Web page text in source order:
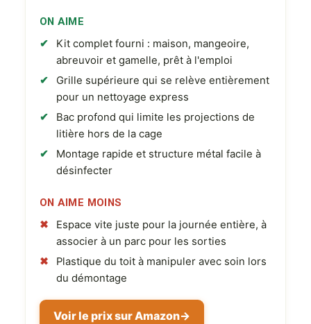
ON AIME
Kit complet fourni : maison, mangeoire,
abreuvoir et gamelle, prêt à l'emploi
Grille supérieure qui se relève entièrement
pour un nettoyage express
Bac profond qui limite les projections de
litière hors de la cage
Montage rapide et structure métal facile à
désinfecter
ON AIME MOINS
Espace vite juste pour la journée entière, à
associer à un parc pour les sorties
Plastique du toit à manipuler avec soin lors
du démontage
Voir le prix sur Amazon→